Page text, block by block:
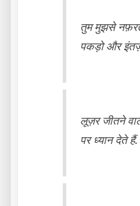
तुम मुझसे
पकड़ो और
लूज़र जीतने
पर ध्यान देते हैं.